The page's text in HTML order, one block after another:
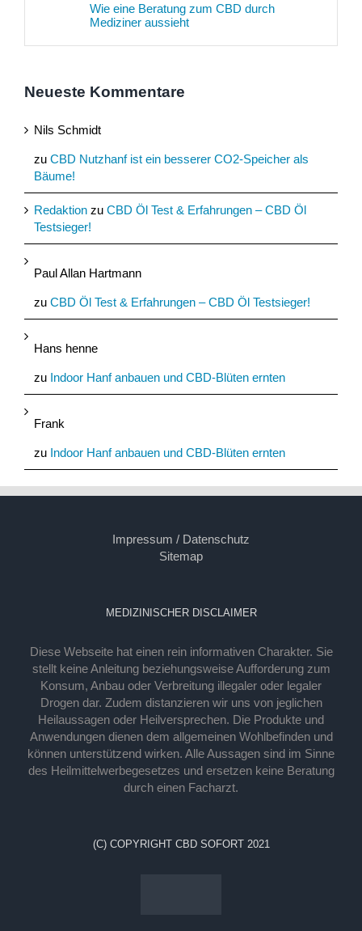
Wie eine Beratung zum CBD durch
Mediziner aussieht
Neueste Kommentare
Nils Schmidt
zu CBD Nutzhanf ist ein besserer CO2-Speicher als
Bäume!
Redaktion zu CBD Öl Test & Erfahrungen – CBD Öl
Testsieger!
Paul Allan Hartmann
zu CBD Öl Test & Erfahrungen – CBD Öl Testsieger!
Hans henne
zu Indoor Hanf anbauen und CBD-Blüten ernten
Frank
zu Indoor Hanf anbauen und CBD-Blüten ernten
Impressum / Datenschutz
Sitemap
MEDIZINISCHER DISCLAIMER
Diese Webseite hat einen rein informativen Charakter. Sie
stellt keine Anleitung beziehungsweise Aufforderung zum
Konsum, Anbau oder Verbreitung illegaler oder legaler
Drogen dar. Zudem distanzieren wir uns von jeglichen
Heilaussagen oder Heilversprechen. Die Produkte und
Anwendungen dienen dem allgemeinen Wohlbefinden und
können unterstützend wirken. Alle Aussagen sind im Sinne
des Heilmittelwerbegesetzes und ersetzen keine Beratung
durch einen Facharzt.
(C) COPYRIGHT CBD SOFORT 2021